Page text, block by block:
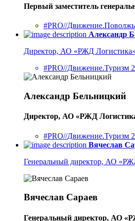
Первый заместитель
#PRO//
Александр
Директор, АО «РЖД
#PRO//Движение.Туризм
Александр Бельницкий
Директор, АО «РЖД
#PRO//Движение.Туризм
Вячеслав
Генеральный директор, АО
Вячеслав Сараев
Генеральный директор, АО